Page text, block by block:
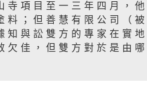
寺項目至一三年四月，他
料；但善慧有限公司（被
知與訟雙方的專家在實地
欠佳，但雙方對於是由哪